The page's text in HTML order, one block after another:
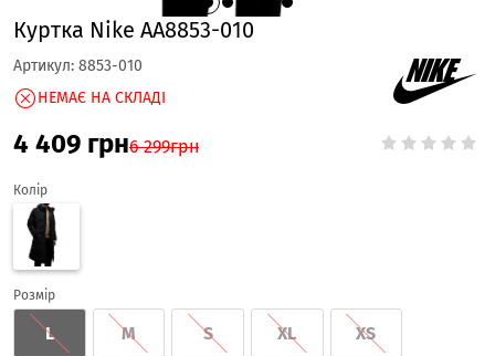
Куртка Nike AA8853-010
Артикул: 8853-010
НЕМАЄ НА СКЛАДІ
4 409 грн6 299грн
Колір
Розмір
L M S XL XS